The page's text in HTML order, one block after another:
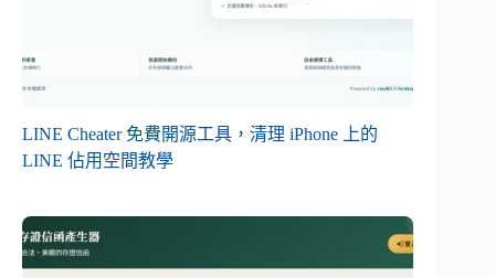
LINE Cheater 免費開源工具，清理 iPhone 上的
LINE 佔用空間教學